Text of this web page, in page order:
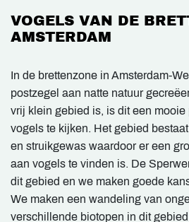
VOGELS VAN DE
AMSTERDAM
In de brettenzone in Amsterdam-
postzegel aan natte natuur
vrij klein gebied is, is dit een
vogels te kijken. Het gebied
en struikgewas waardoor er een
aan vogels te vinden is. De
dit gebied en we maken goede
We maken een wandeling van
verschillende biotopen in dit